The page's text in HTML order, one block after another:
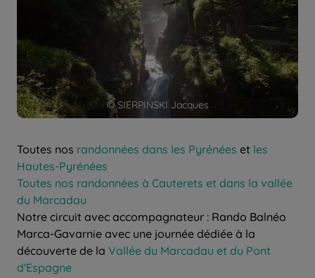
© SIERPINSKI Jacques
Toutes nos randonnées dans les Pyrénées et les
Hautes-Pyrénées
Toutes nos randonnées à Cauterets et dans la vallée
du Marcadau
Notre circuit avec accompagnateur : Rando Balnéo
Marca-Gavarnie avec une journée dédiée à la
découverte de la Vallée du Marcadau et du Pont
d'Espagne